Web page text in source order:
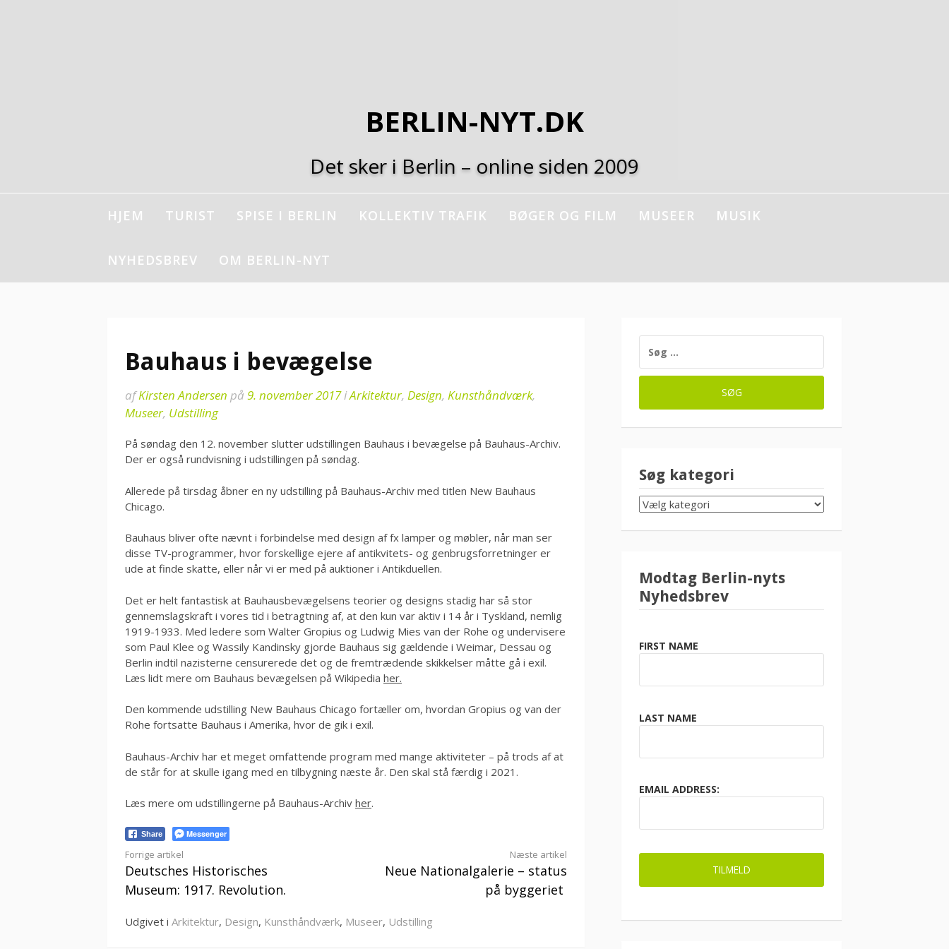
BERLIN-NYT.DK
Det sker i Berlin – online siden 2009
HJEM TURIST SPISE I BERLIN KOLLEKTIV TRAFIK BØGER OG FILM MUSEER MUSIK
NYHEDSBREV OM BERLIN-NYT
Bauhaus i bevægelse
afKirsten Andersen på 9. november 2017iArkitektur, Design, Kunsthåndværk,
Museer, Udstilling
På søndag den 12. november slutter udstillingen Bauhaus i bevægelse på Bauhaus-Archiv.
Der er også rundvisning i udstillingen på søndag.
Allerede på tirsdag åbner en ny udstilling på Bauhaus-Archiv med titlen New Bauhaus
Chicago.
Bauhaus bliver ofte nævnt i forbindelse med design af fx lamper og møbler, når man ser
disse TV-programmer, hvor forskellige ejere af antikvitets- og genbrugsforretninger er
ude at finde skatte, eller når vi er med på auktioner i Antikduellen.
Det er helt fantastisk at Bauhausbevægelsens teorier og designs stadig har så stor
gennemslagskraft i vores tid i betragtning af, at den kun var aktiv i 14 år i Tyskland, nemlig
1919-1933. Med ledere som Walter Gropius og Ludwig Mies van der Rohe og undervisere
som Paul Klee og Wassily Kandinsky gjorde Bauhaus sig gældende i Weimar, Dessau og
Berlin indtil nazisterne censurerede det og de fremtrædende skikkelser måtte gå i exil.
Læs lidt mere om Bauhaus bevægelsen på Wikipedia her.
Den kommende udstilling New Bauhaus Chicago fortæller om, hvordan Gropius og van der
Rohe fortsatte Bauhaus i Amerika, hvor de gik i exil.
Bauhaus-Archiv har et meget omfattende program med mange aktiviteter – på trods af at
de står for at skulle igang med en tilbygning næste år. Den skal stå færdig i 2021.
Læs mere om udstillingerne på Bauhaus-Archiv her.
Share Messenger
Læs
videre
Forrige artikel
Deutsches Historisches
Museum: 1917. Revolution.
Næste artikel
Neue Nationalgalerie – status
på byggeriet
Udgivet i Arkitektur, Design, Kunsthåndværk, Museer, Udstilling
EFTER:
Søg kategori
SØG
KATEGORI
Modtag Berlin-nyts
Nyhedsbrev
FIRST NAME
LAST NAME
EMAIL ADDRESS: